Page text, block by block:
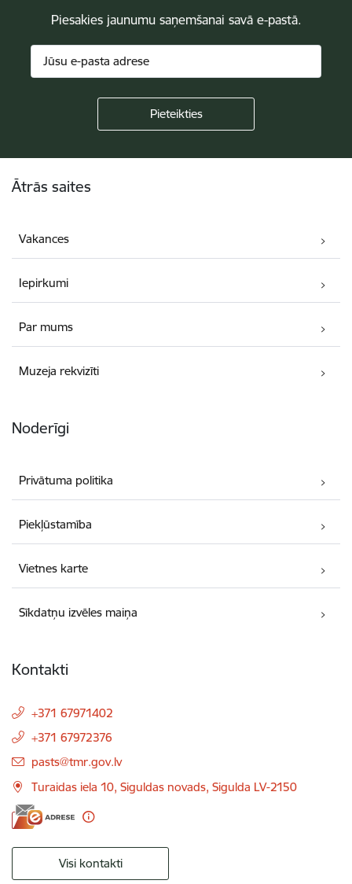
Piesakies jaunumu saņemšanai savā e-pastā.
Ātrās saites
Vakances
Iepirkumi
Par mums
Muzeja rekvizīti
Noderīgi
Privātuma politika
Piekļūstamība
Vietnes karte
Sīkdatņu izvēles maiņa
Kontakti
+371 67971402
+371 67972376
E-pasts:
pasts@tmr.gov.lv
Turaidas iela 10, Siguldas novads, Sigulda LV-2150
Visi kontakti